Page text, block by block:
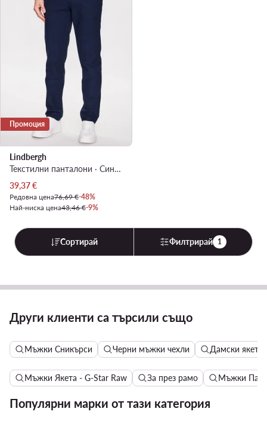
Промоция
Lindbergh
Текстилни панталони · Син · Regular Fit
Актуална цена
39,37€
Редовна цена76,69 €-48%
Най-ниска цена43,46 €-9%
Сортирай Филтрирай 1
Други клиенти са търсили също
Мъжки Сникърси Черни мъжки чехли Дамски якета
Мъжки Якета - G-Star Raw За през рамо Мъжки
Популярни марки от тази категория